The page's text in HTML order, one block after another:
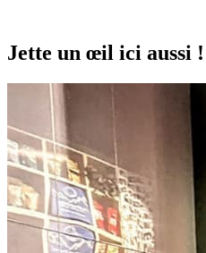
Jette un œil ici aussi !